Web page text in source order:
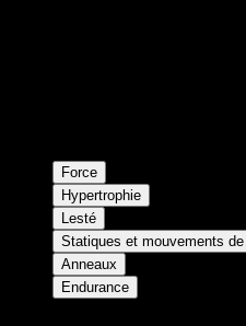
Force
Hypertrophie
Lesté
Statiques et mouvements
Anneaux
Endurance